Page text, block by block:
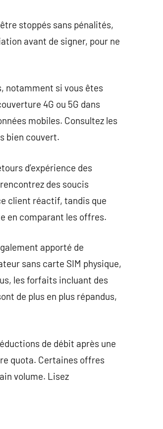
stoppés sans pénalités,
avant de signer, pour ne
notamment si vous êtes
4G ou 5G dans
mobiles. Consultez les
bien couvert.
d’expérience des
des soucis
client réactif, tandis que
en comparant les offres.
apporté de
sans carte SIM physique,
les forfaits incluant des
de plus en plus répandus,
de débit après une
quota. Certaines offres
volume. Lisez